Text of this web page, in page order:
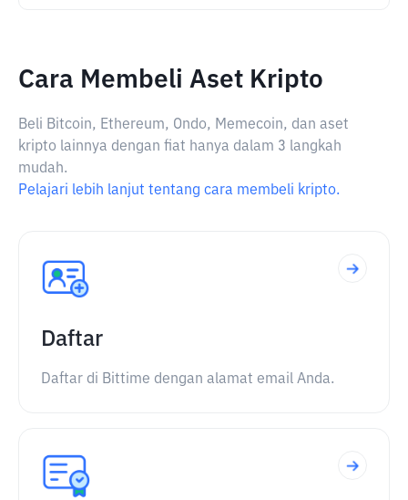
Cara Membeli Aset Kripto
Beli Bitcoin, Ethereum, Ondo, Memecoin, dan aset
kripto lainnya dengan fiat hanya dalam 3 langkah
mudah.
Pelajari lebih lanjut tentang cara membeli kripto.
Daftar
Daftar di Bittime dengan alamat email Anda.